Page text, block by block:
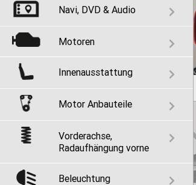
Navi, DVD & Audio
Motoren
Innenausstattung
Motor Anbauteile
Vorderachse,
Radaufhängung vorne
Beleuchtung